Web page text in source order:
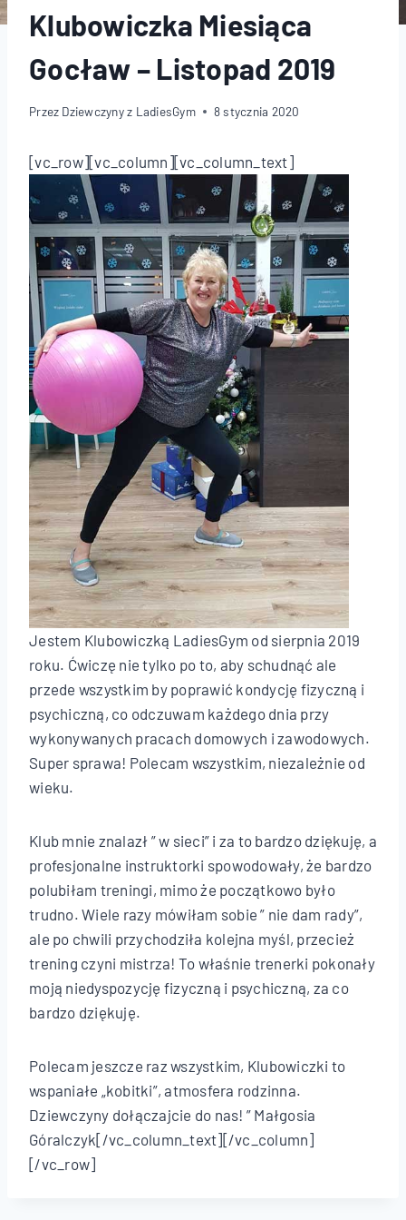
Klubowiczka Miesiąca
Gocław – Listopad 2019
Przez Dziewczyny z LadiesGym 8 stycznia 2020
[vc_row][vc_column][vc_column_text]
Jestem Klubowiczką LadiesGym od sierpnia 2019
roku. Ćwiczę nie tylko po to, aby schudnąć ale
przede wszystkim by poprawić kondycję fizyczną i
psychiczną, co odczuwam każdego dnia przy
wykonywanych pracach domowych i zawodowych.
Super sprawa! Polecam wszystkim, niezależnie od
wieku.
Klub mnie znalazł ” w sieci” i za to bardzo dziękuję, a
profesjonalne instruktorki spowodowały, że bardzo
polubiłam treningi, mimo że początkowo było
trudno. Wiele razy mówiłam sobie ” nie dam rady”,
ale po chwili przychodziła kolejna myśl, przecież
trening czyni mistrza! To właśnie trenerki pokonały
moją niedyspozycję fizyczną i psychiczną, za co
bardzo dziękuję.
Polecam jeszcze raz wszystkim, Klubowiczki to
wspaniałe „kobitki”, atmosfera rodzinna.
Dziewczyny dołączajcie do nas! ” Małgosia
Góralczyk[/vc_column_text][/vc_column]
[/vc_row]